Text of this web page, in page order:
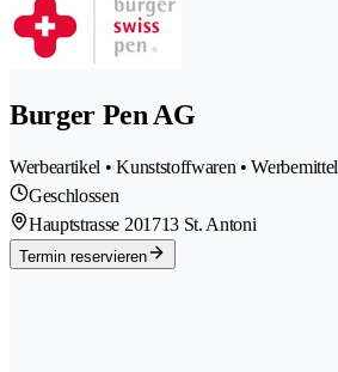
Burger Pen AG
Werbeartikel • Kunststoffwaren • Werbemittel
Geschlossen
Hauptstrasse 201713 St. Antoni
Termin reservieren